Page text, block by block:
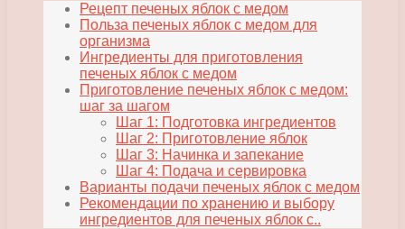
Рецепт печеных яблок с медом
Польза печеных яблок с медом для
организма
Ингредиенты для приготовления
печеных яблок с медом
Приготовление печеных яблок с медом:
шаг за шагом
Шаг 1: Подготовка ингредиентов
Шаг 2: Приготовление яблок
Шаг 3: Начинка и запекание
Шаг 4: Подача и сервировка
Варианты подачи печеных яблок с медом
Рекомендации по хранению и выбору
ингредиентов для печеных яблок с..